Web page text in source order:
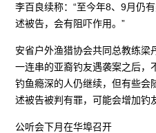
李百良续称：“至今年8、9月仍
述被告，会有阻吓作用。”
安省户外渔猎协会共同总教练梁
一连串的亚裔钓友遇袭案之后，
钓鱼瘾深的人仍继续，但有些会
述被告被判有罪，可能会增加钓
公听会下月在华埠召开